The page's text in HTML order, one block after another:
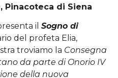
Pinacoteca di Siena
il Sogno di
del profeta Elia,
troviamo la Consegna
da parte di Onorio IV
della nuova